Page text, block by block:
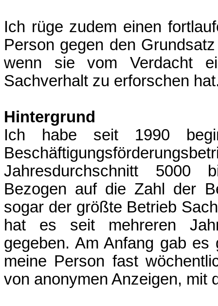
Ich rüge zudem einen
Person gegen den
wenn sie vom Verdacht
Sachverhalt zu erforschen
Hintergrund
Ich habe seit 1990
Jahresdurchschnitt 5000
Bezogen auf die Zahl der
sogar der größte Betrieb
hat es seit mehreren
gegeben. Am Anfang gab
meine Person fast
von anonymen Anzeigen, mit